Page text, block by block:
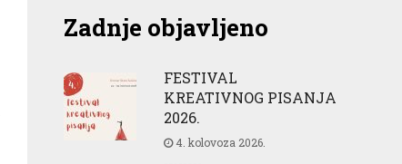
Zadnje objavljeno
FESTIVAL
KREATIVNOG PISANJA
2026.
4. kolovoza 2026.